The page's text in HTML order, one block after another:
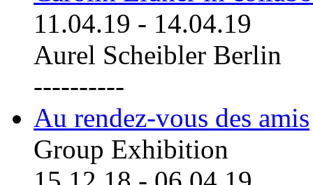
11.04.19 - 14.04.19
Aurel Scheibler Berlin
----------
Au rendez-vous des amis
Group Exhibition